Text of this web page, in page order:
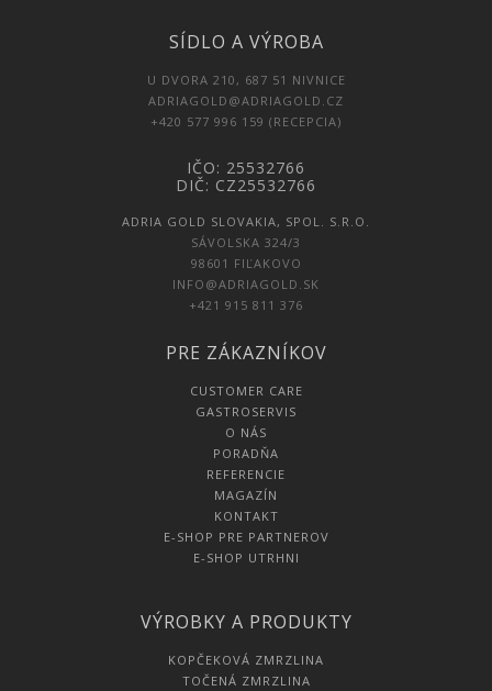
SÍDLO A VÝROBA
U DVORA 210, 687 51 NIVNICE
ADRIAGOLD@ADRIAGOLD.CZ
+420 577 996 159 (RECEPCIA)
IČO: 25532766
DIČ: CZ25532766
ADRIA GOLD SLOVAKIA, SPOL. S.R.O.
SÁVOLSKA 324/3
98601 FIĽAKOVO
INFO@ADRIAGOLD.SK
+421 915 811 376
PRE ZÁKAZNÍKOV
CUSTOMER CARE
GASTROSERVIS
O NÁS
PORADŇA
REFERENCIE
MAGAZÍN
KONTAKT
E-SHOP PRE PARTNEROV
E-SHOP UTRHNI
VÝROBKY A PRODUKTY
KOPČEKOVÁ ZMRZLINA
TOČENÁ ZMRZLINA